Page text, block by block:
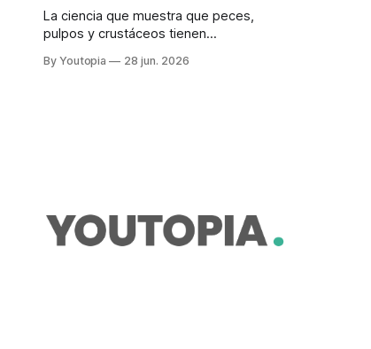
La ciencia que muestra que peces,
pulpos y crustáceos tienen
explotación del mar. Preocupación
By Youtopia 28 jun. 2026